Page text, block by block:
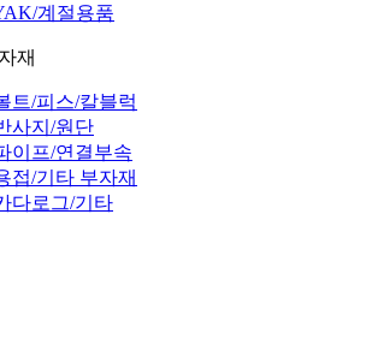
계절용품
재
트/피스/칼블럭
사지/원단
이프/연결부속
접/기타 부자재
다로그/기타